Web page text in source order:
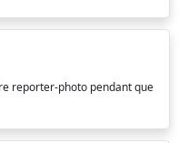
reporter-photo pendant que